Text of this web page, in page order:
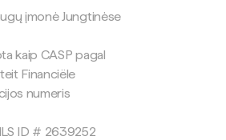
įmonė Jungtinėse
kaip CASP pagal
Financiële
numeris
ID # 2639252